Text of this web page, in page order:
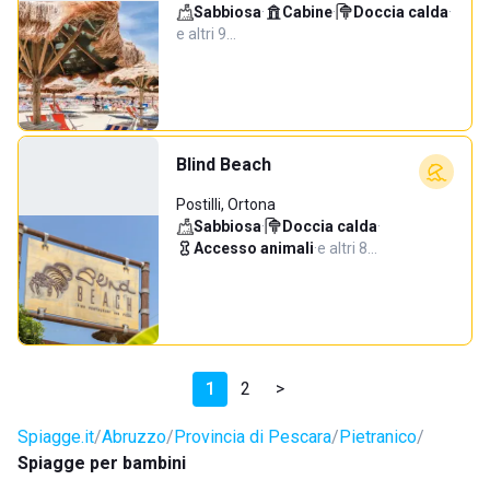
Sabbiosa· Cabine· Doccia calda·
e altri 9…
Blind Beach
Postilli, Ortona
Sabbiosa· Doccia calda·
Accesso animali·e altri 8…
1 2 >
Spiagge.it Abruzzo Provincia di Pescara Pietranico
Spiagge per bambini